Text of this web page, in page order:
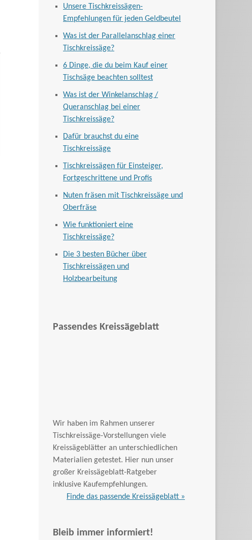
Unsere Tischkreissägen-
Empfehlungen für jeden Geldbeutel
Was ist der Parallelanschlag einer
Tischkreissäge?
6 Dinge, die du beim Kauf einer
Tischsäge beachten solltest
Was ist der Winkelanschlag /
Queranschlag bei einer
Tischkreissäge?
Dafür brauchst du eine
Tischkreissäge
Tischkreissägen für Einsteiger,
Fortgeschrittene und Profis
Nuten fräsen mit Tischkreissäge und
Oberfräse
Wie funktioniert eine
Tischkreissäge?
Die 3 besten Bücher über
Tischkreissägen und
Holzbearbeitung
Passendes Kreissägeblatt
Wir haben im Rahmen unserer
Tischkreissäge-Vorstellungen viele
Kreissägeblätter an unterschiedlichen
Materialien getestet. Hier nun unser
großer Kreissägeblatt-Ratgeber
inklusive Kaufempfehlungen.
Finde das passende Kreissägeblatt »
Bleib immer informiert!